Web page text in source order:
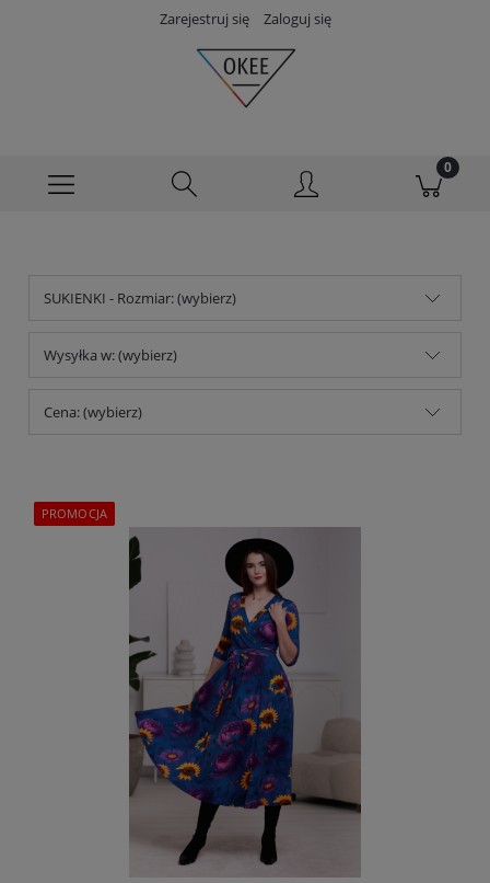
Zarejestruj się Zaloguj się
SUKIENKI - Rozmiar: (wybierz)
Wysyłka w: (wybierz)
Cena: (wybierz)
PROMOCJA